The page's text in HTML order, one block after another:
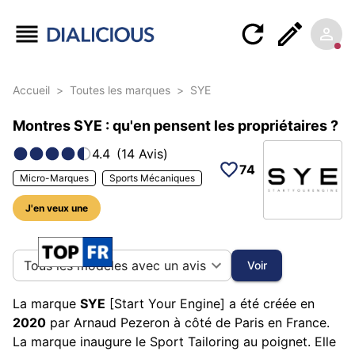
Accueil > Toutes les marques > SYE
Montres SYE : qu'en pensent les propriétaires ?
4.4 (14 Avis)
Micro-Marques Sports Mécaniques
J'en veux une
74
199 photos sur cette marque
Tous les modèles avec un avis Voir
La marque SYE [Start Your Engine] a été créée en
2020 par Arnaud Pezeron à côté de Paris en France.
La marque inaugure le Sport Tailoring au poignet. Elle